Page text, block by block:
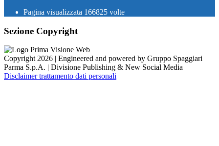
Pagina visualizzata 166825 volte
Sezione Copyright
Copyright 2026 | Engineered and powered by Gruppo Spaggiari
Parma S.p.A. | Divisione Publishing & New Social Media
Disclaimer trattamento dati personali